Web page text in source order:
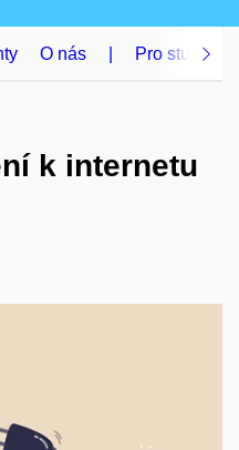
O nás Pro studenty
k internetu